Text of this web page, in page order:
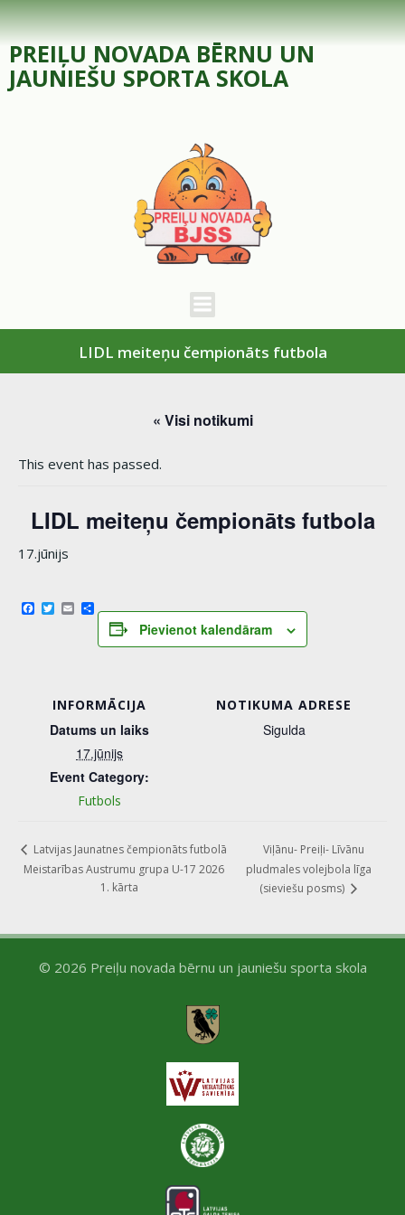
Skip
to
content
PREIĻU NOVADA BĒRNU UN
JAUNIEŠU SPORTA SKOLA
LIDL meiteņu čempionāts futbola
« Visi notikumi
This event has passed.
LIDL meiteņu čempionāts futbola
17.jūnijs
Facebook
Twitter
EmailShare
Pievienot kalendāram
INFORMĀCIJA
Datums un laiks
17.jūnijs
Event Category:
Futbols
NOTIKUMA ADRESE
Sigulda
Latvijas Jaunatnes čempionāts futbolā
Meistarības Austrumu grupa U-17 2026
1. kārta
Viļānu- Preiļi- Līvānu
pludmales volejbola līga
(sieviešu posms)
© 2026 Preiļu novada bērnu un jauniešu sporta skola